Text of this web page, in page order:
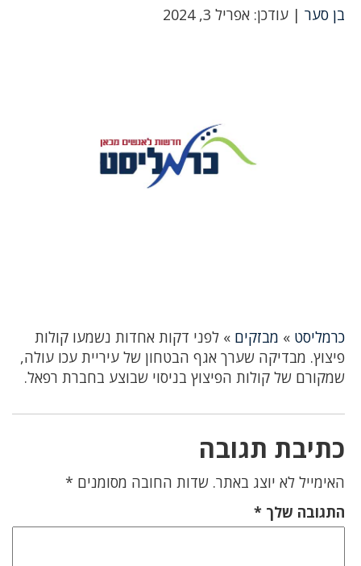
בן סער | עודכן: אפריל 3, 2024
כרמליסט » מבזקים » לפני דקות אחדות נשמעו קולות
פיצוץ. מבדיקה שערך אגף הבטחון של עיריית עכו עולה,
שמקורם של קולות הפיצוץ בניסוי שבוצע בחברת רפאל.
כתיבת תגובה
האימייל לא יוצג באתר. שדות החובה מסומנים *
התגובה שלך *